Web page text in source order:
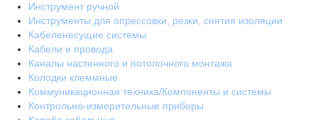
Инструмент ручной
Инструменты для опрессовки, резки, снятия изоляции
Кабеленесущие системы
Кабели и провода
Каналы настенного и потолочного монтажа
Колодки клеммные
Коммуникационная техника/Компоненты и системы
Контрольно-измерительные приборы